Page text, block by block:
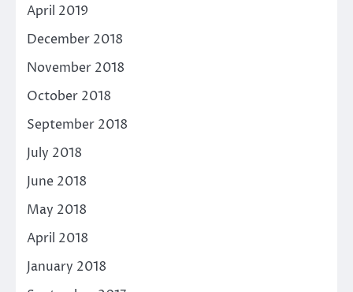
April 2019
December 2018
November 2018
October 2018
September 2018
July 2018
June 2018
May 2018
April 2018
January 2018